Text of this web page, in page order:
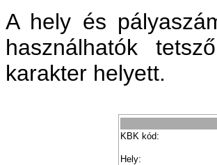
A hely és
használhatók
karakter helyett.
KBK kód:
Hely: